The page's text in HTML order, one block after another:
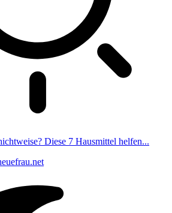
Diese 7 Hausmittel helfen...